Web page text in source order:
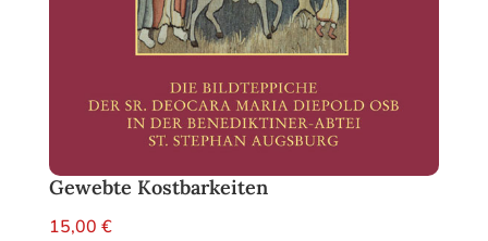
Gewebte Kostbarkeiten
15,00 €